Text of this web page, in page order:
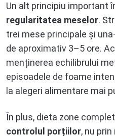
Un alt principiu important
regularitatea meselor.
trei mese principale și
de aproximativ 3–5 ore.
menținerea echilibrului
episoadele de foame
la alegeri alimentare mai
În plus, dieta zone
controlul porțiilor, nu